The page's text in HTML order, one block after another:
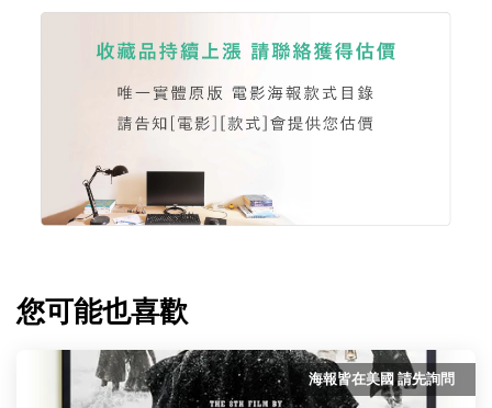
您可能也喜歡
海報皆在美國 請先詢問